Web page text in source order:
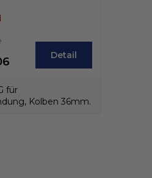
Detail
für
Kolben 36mm.